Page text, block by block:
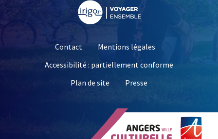
Contact
Mentions légales
Accessibilité : partiellement conforme
Plan de site
Presse